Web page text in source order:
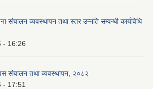
संचालन व्यवस्थापन तथा स्तर उन्नति सम्वन्धी कार्यविधि
- 16:26
संचालन तथा व्यवस्थापन, २०८२
- 17:51